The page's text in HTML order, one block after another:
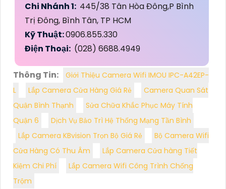
Chi Nhánh 1: 445/38 Tân Hòa Đông,P Bình
Trị Đông, Bình Tân, TP HCM
Kỹ Thuật:0906.855.330
Điện Thoại: (028) 6688.4949
Thông Tin:
Giới Thiệu Camera Wifi IMOU IPC-A42EP-
L
Lắp Camera Cửa Hàng Giá Rẻ
Camera Quan Sát
Quận Bình Thạnh
Sửa Chữa Khắc Phục Máy Tính
Quận 6
Dịch Vụ Bảo Trì Hệ Thống Mạng Tần Bình
Lắp Camera KBvision Trọn Bộ Giá Rẻ
Bộ Camera Wifi
Cửa Hàng Có Thu Âm
Lắp Camera Cửa hàng Tiết
Kiệm Chi Phí
Lắp Camera Wifi Công Trình Chống
Trộm